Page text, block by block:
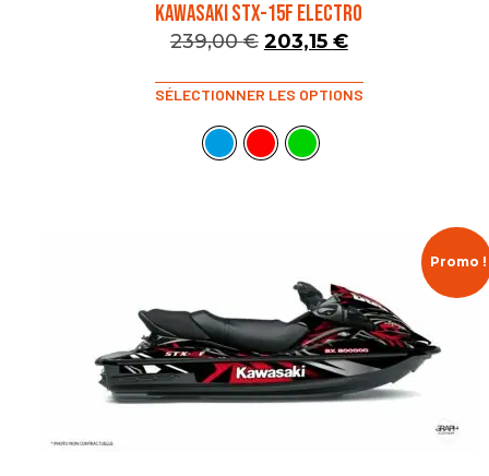
KAWASAKI STX-15F ELECTRO
239,00€ 203,15 €
SÉLECTIONNER LES OPTIONS
Promo !